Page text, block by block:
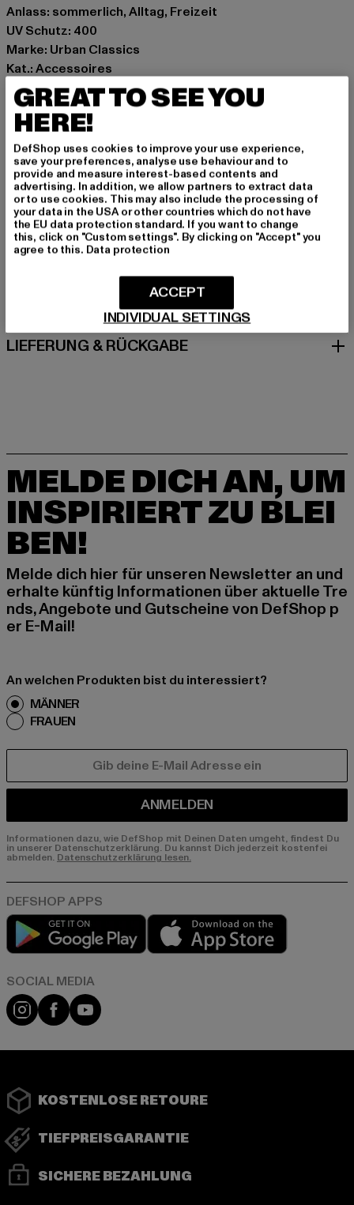
Anlass: sommerlich, Alltag, Freizeit
UV Schutz: 400
Marke: Urban Classics
Kat.: Accessoires
Farbe: grau
Hersteller Farbe: grey leo/black
Materialzusammensetzung: 100% Polycarbonat
Art.Nr: TB3730-02106
Hersteller: TB International GmbH |info@tbint.de
Dr.-Robert-Murjahn-Straße 7 | 64372 Ober-Ramstadt |
DE
GRÖSSE & PASSFORM
PFLEGEHINWEISE
LIEFERUNG & RÜCKGABE
MELDE DICH AN, UM
INSPIRIERT ZU BLEI
BEN!
Melde dich hier für unseren Newsletter an und
erhalte künftig Informationen über aktuelle Tre
nds, Angebote und Gutscheine von DefShop p
er E-Mail!
An welchen Produkten bist du interessiert?
MÄNNER
FRAUEN
ANMELDEN
Informationen dazu, wie DefShop mit Deinen Daten umgeht, findest Du
in unserer Datenschutzerklärung. Du kannst Dich jederzeit kostenfei
abmelden. Datenschutzerklärung lesen.
Play market
Instagram
FacebookYouTube
KOSTENLOSE RETOURE
TIEFPREISGARANTIE
SICHERE BEZAHLUNG
GREAT TO SEE YOU
HERE!
DefShop uses cookies to improve your use experience,
save your preferences, analyse use behaviour and to
provide and measure interest-based contents and
advertising. In addition, we allow partners to extract data
or to use cookies. This may also include the processing of
your data in the USA or other countries which do not have
the EU data protection standard. If you want to change
this, click on "Custom settings". By clicking on "Accept" you
agree to this. Data protection
INDIVIDUAL SETTINGS
ACCEPT